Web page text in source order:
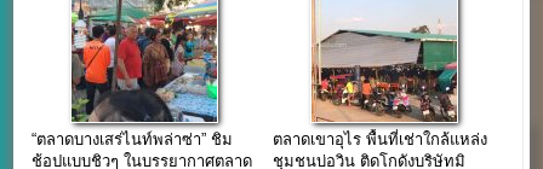
“ตลาดบางเสร่ไนท์พล่าซ่า” ชิม
ช้อปแบบชิวๆ ในบรรยากาศตลาด
ตลาดเขาอุไร พื้นที่เช่าใกล้แหล่ง
ชุมชนบ่อวิน ติดโกดังบริษัทมิ